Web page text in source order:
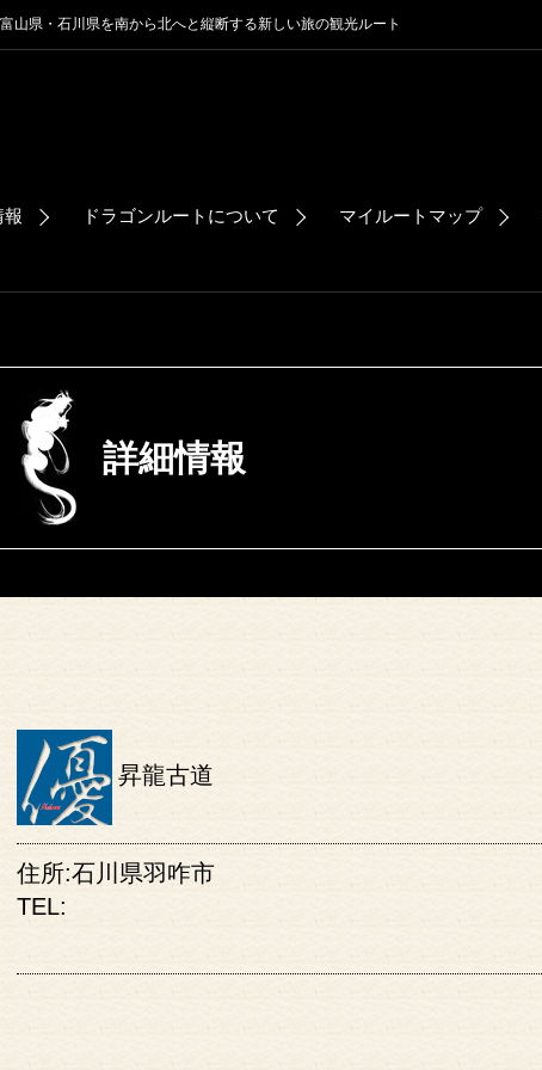
山県・石川県を南から北へと縦断する新しい旅の観光ルート
報 ドラゴンルートについて マイルートマップ
詳細情報
昇龍古道
住所:石川県羽咋市
TEL: